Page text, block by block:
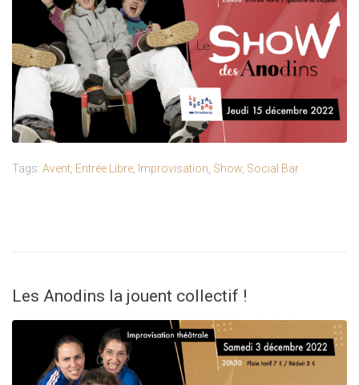
Tags: Avent, Entrée Libre, Improvisation, Show, Social Bar
Les Anodins la jouent collectif !